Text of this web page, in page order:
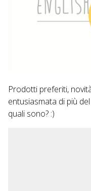
Prodotti preferiti,
entusiasmata di più
quali sono? :)